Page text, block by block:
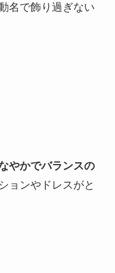
名で飾り過ぎない
やかでバランスの
ョンやドレスがと